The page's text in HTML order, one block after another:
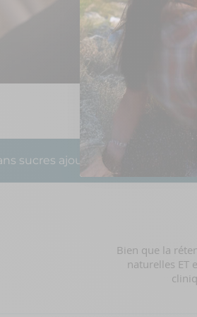
ajoutés
Bien que la
naturelles ET